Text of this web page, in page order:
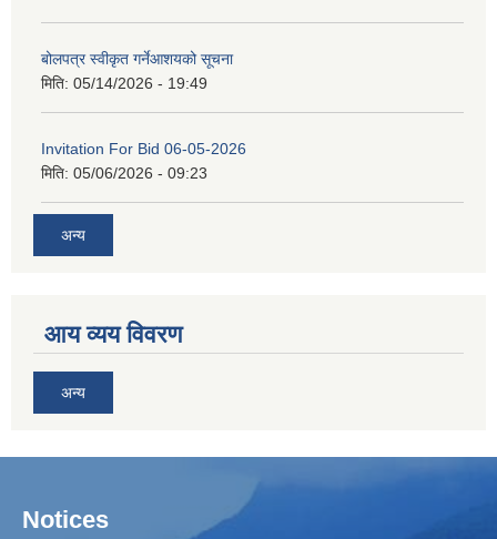
बोलपत्र स्वीकृत गर्नेआशयको सूचना
मिति: 05/14/2026 - 19:49
Invitation For Bid 06-05-2026
मिति: 05/06/2026 - 09:23
अन्य
आय व्यय विवरण
अन्य
Notices